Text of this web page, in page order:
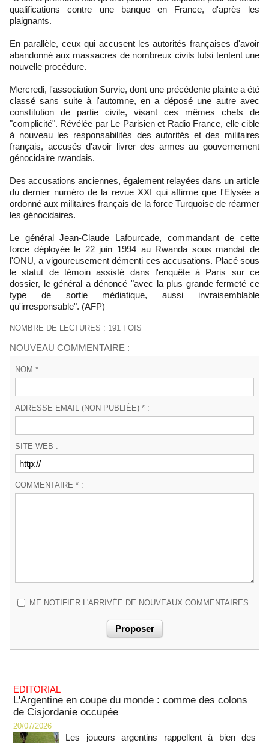
qualifications contre une banque en France, d'après les
plaignants.
En parallèle, ceux qui accusent les autorités françaises d'avoir
abandonné aux massacres de nombreux civils tutsi tentent une
nouvelle procédure.
Mercredi, l'association Survie, dont une précédente plainte a été
classé sans suite à l'automne, en a déposé une autre avec
constitution de partie civile, visant ces mêmes chefs de
"complicité". Révélée par Le Parisien et Radio France, elle cible
à nouveau les responsabilités des autorités et des militaires
français, accusés d'avoir livrer des armes au gouvernement
génocidaire rwandais.
Des accusations anciennes, également relayées dans un article
du dernier numéro de la revue XXI qui affirme que l'Elysée a
ordonné aux militaires français de la force Turquoise de réarmer
les génocidaires.
Le général Jean-Claude Lafourcade, commandant de cette
force déployée le 22 juin 1994 au Rwanda sous mandat de
l'ONU, a vigoureusement démenti ces accusations. Placé sous
le statut de témoin assisté dans l'enquête à Paris sur ce
dossier, le général a dénoncé "avec la plus grande fermeté ce
type de sortie médiatique, aussi invraisemblable
qu'irresponsable". (AFP)
NOMBRE DE LECTURES : 191 FOIS
NOUVEAU COMMENTAIRE :
NOM * :
ADRESSE EMAIL (NON PUBLIÉE) * :
SITE WEB :
COMMENTAIRE * :
ME NOTIFIER L'ARRIVÉE DE NOUVEAUX COMMENTAIRES
EDITORIAL
L'Argentine en coupe du monde : comme des colons
de Cisjordanie occupée
20/07/2026
Les joueurs argentins rappellent à bien des